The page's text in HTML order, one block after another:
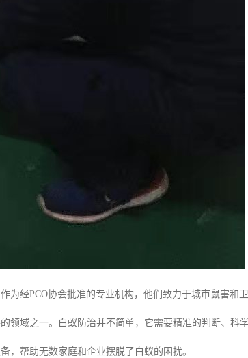
为经PCO协会批准的专业机构，他们致力于城市鼠害和
领域之一。白蚁防治并不简单，它需要精准的判断、科
，帮助无数家庭和企业摆脱了白蚁的困扰。